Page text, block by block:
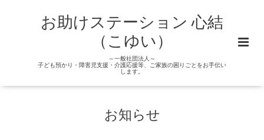
お助けステーション 心結
（こゆい）
～一般社団法人～
子ども預かり・障害児支援・介護応援等、ご家族の困りごとをお手伝い
します。
お知らせ